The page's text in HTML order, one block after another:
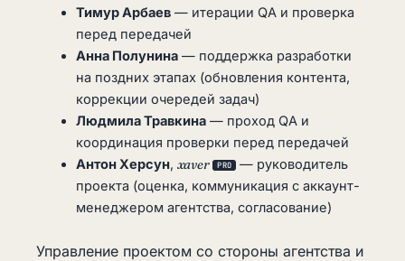
Тимур Арбаев— итерации QA и проверка
перед передачей
Анна Полунина— поддержка разработки
на поздних этапах (обновления контента,
коррекции очередей задач)
Людмила Травкина— проход QA и
координация проверки перед передачей
Антон Херсун, xaver PRO
— руководитель
проекта (оценка, коммуникация с аккаунт-
менеджером агентства, согласование)
Управление проектом со стороны агентства и